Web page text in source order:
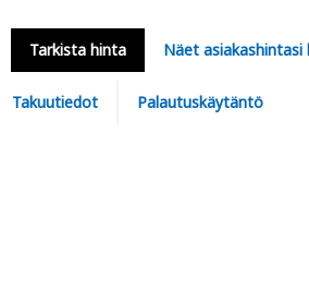
Tarkista hinta Näet
Takuutiedot Palautuskäytäntö